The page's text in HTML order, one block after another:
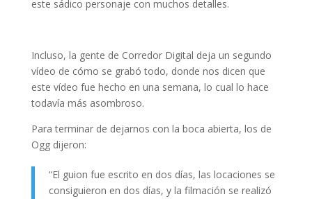
este sádico personaje con muchos detalles.
Incluso, la gente de Corredor Digital deja un segundo
vídeo de cómo se grabó todo, donde nos dicen que
este vídeo fue hecho en una semana, lo cual lo hace
todavía más asombroso.
Para terminar de dejarnos con la boca abierta, los de
Ogg dijeron:
“El guion fue escrito en dos días, las locaciones se
consiguieron en dos días, y la filmación se realizó